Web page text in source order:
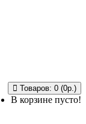
Товаров: 0 (0р.)
В корзине пусто!